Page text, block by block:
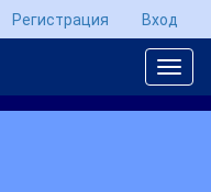
Вход
Регистрация